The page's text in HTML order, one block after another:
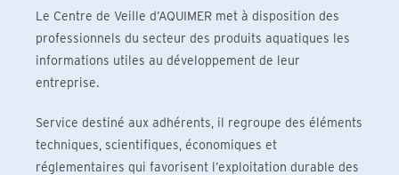
Le Centre de Veille d’AQUIMER met à disposition des
professionnels du secteur des produits aquatiques les
informations utiles au développement de leur
entreprise.
Service destiné aux adhérents, il regroupe des éléments
techniques, scientifiques, économiques et
réglementaires qui favorisent l’exploitation durable des